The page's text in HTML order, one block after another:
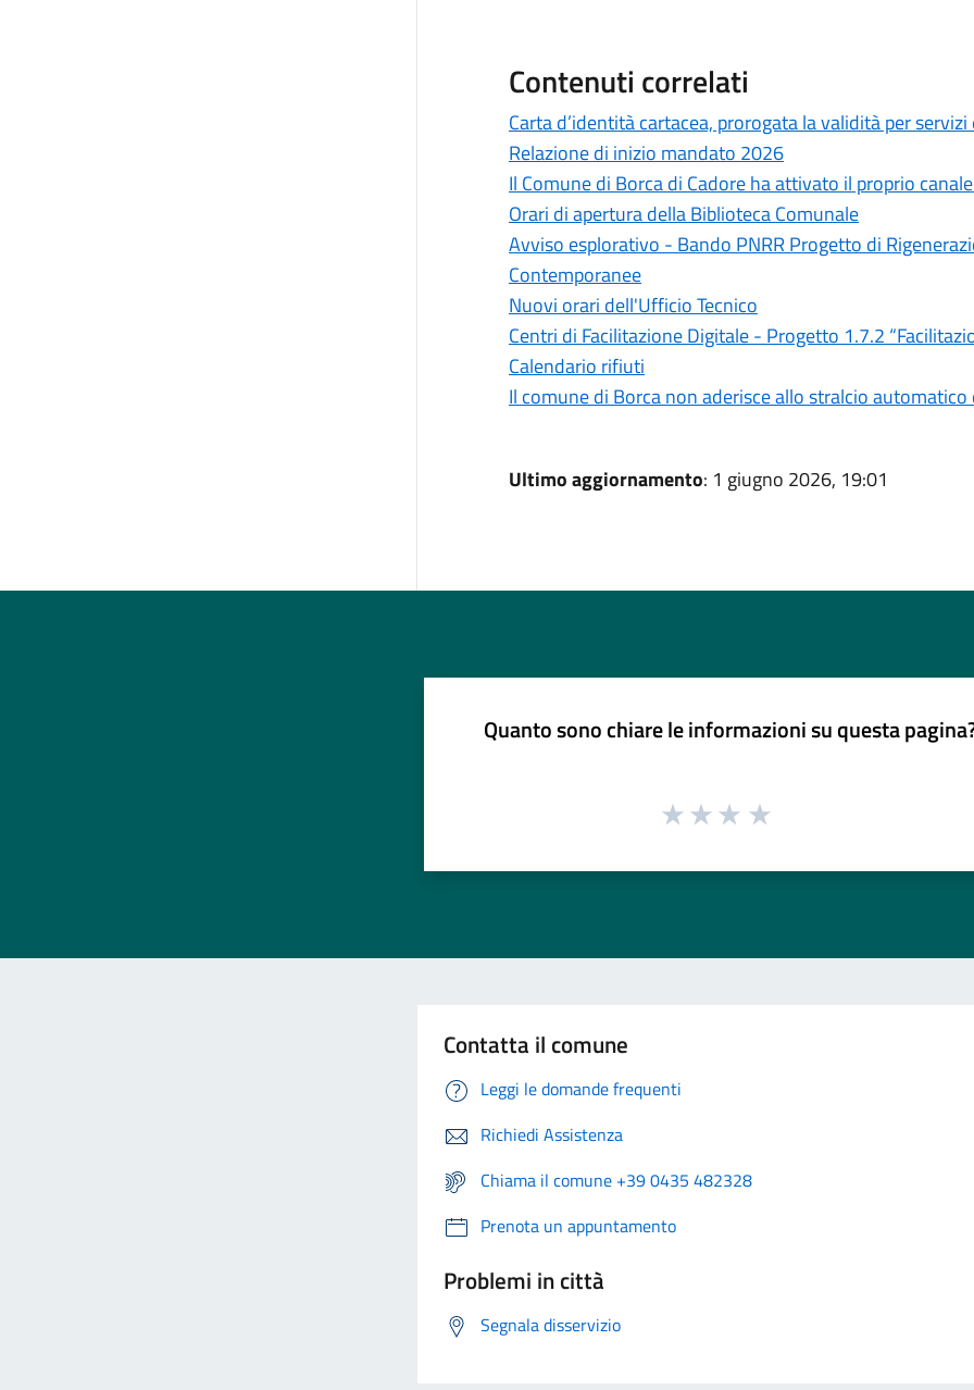
Contenuti correlati
Carta d’identità cartacea, prorogata la validità per
Relazione di inizio mandato 2026
Il Comune di Borca di Cadore ha attivato il proprio
Orari di apertura della Biblioteca Comunale
Avviso esplorativo - Bando PNRR Progetto di
Contemporanee
Nuovi orari dell'Ufficio Tecnico
Centri di Facilitazione Digitale - Progetto 1.7.2
Calendario rifiuti
Il comune di Borca non aderisce allo stralcio
Ultimo aggiornamento: 1 giugno 2026, 19:01
Quanto sono chiare le informazioni su questa
Contatta il comune
Leggi le domande frequenti
Richiedi Assistenza
Chiama il comune +39 0435 482328
Prenota un appuntamento
Problemi in città
Segnala disservizio